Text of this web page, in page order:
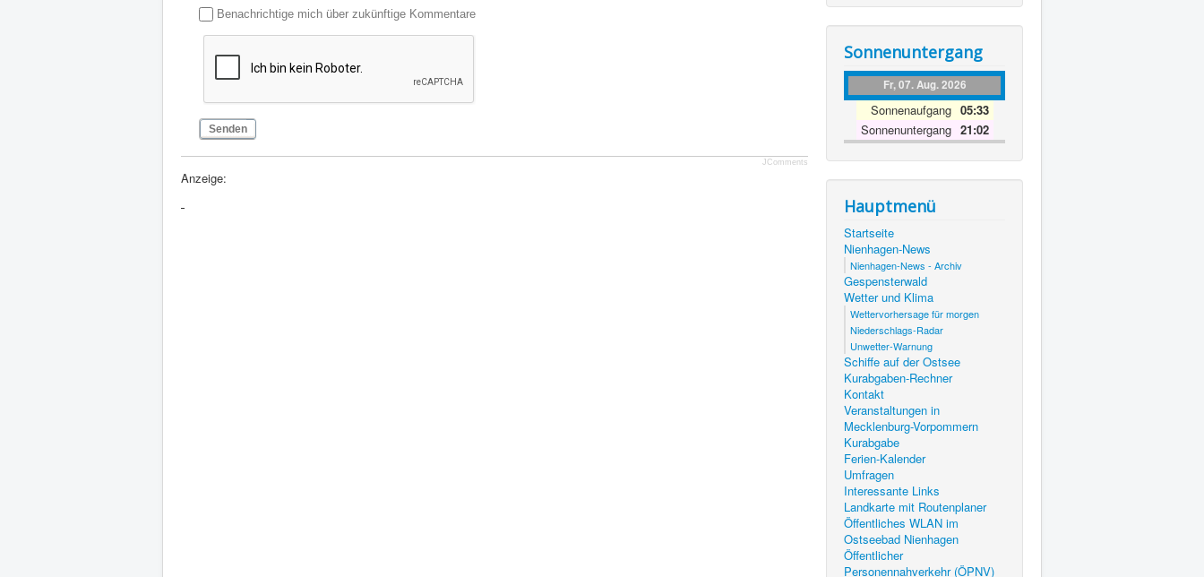
Benachrichtige mich über zukünftige Kommentare
Senden
JComments
Anzeige:
Sonnenuntergang
Fr, 07. Aug. 2026
Sonnenaufgang 05:33
Sonnenuntergang 21:02
Hauptmenü
Startseite
Nienhagen-News
Nienhagen-News - Archiv
Gespensterwald
Wetter und Klima
Wettervorhersage für morgen
Niederschlags-Radar
Unwetter-Warnung
Schiffe auf der Ostsee
Kurabgaben-Rechner
Kontakt
Veranstaltungen in
Mecklenburg-Vorpommern
Kurabgabe
Ferien-Kalender
Umfragen
Interessante Links
Landkarte mit Routenplaner
Öffentliches WLAN im
Ostseebad Nienhagen
Öffentlicher
Personennahverkehr (ÖPNV)